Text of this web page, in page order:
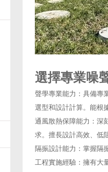
選擇專業噪
聲學專業能力：具備專
選型和設計計算。能根
通風散熱保障能力：深
求。擅長設計高效、低
隔振設計能力：掌握隔
工程實施經驗：擁有大